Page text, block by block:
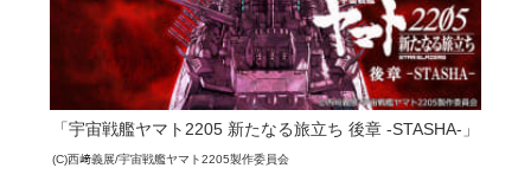
「宇宙戦艦ヤマト2205 新たなる旅立ち 後章 -STASHA-」
(C)西﨑義展/宇宙戦艦ヤマト2205製作委員会